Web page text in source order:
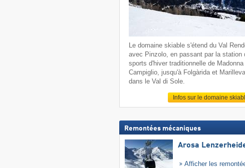
Le domaine skiable s'étend du Val
avec Pinzolo, en passant par la station
sports d'hiver traditionnelle de Madonna
Campiglio, jusqu'à Folgàrida et
dans le Val di Sole.
Infos sur le domaine
Remontées mécaniques
Arosa
Afficher les